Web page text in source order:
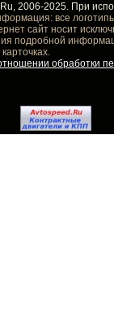
2006-2025. При
все
сайт носит
подробной
обработки